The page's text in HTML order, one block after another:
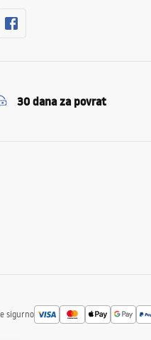
30 dana za povrat
sigurno